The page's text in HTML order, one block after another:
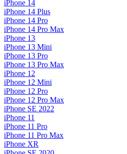
iPhone 14
iPhone 14 Plus
iPhone 14 Pro
iPhone 14 Pro Max
iPhone 13
iPhone 13 Mini
iPhone 13 Pro
iPhone 13 Pro Max
iPhone 12
iPhone 12 Mini
iPhone 12 Pro
iPhone 12 Pro Max
iPhone SE 2022
iPhone 11
iPhone 11 Pro
iPhone 11 Pro Max
iPhone XR